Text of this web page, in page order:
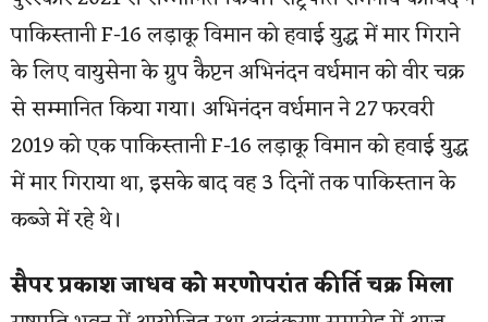
पाकिस्तानी F-16 लड़ाकू विमान को हवाई युद्ध में मार गिराने
के लिए वायुसेना के ग्रुप कैप्टन अभिनंदन वर्धमान को वीर चक्र
से सम्मानित किया गया। अभिनंदन वर्धमान ने 27 फरवरी
2019 को एक पाकिस्तानी F-16 लड़ाकू विमान को हवाई युद्ध
में मार गिराया था, इसके बाद वह 3 दिनों तक पाकिस्तान के
कब्जे में रहे थे।
सैपर प्रकाश जाधव को मरणोपरांत कीर्ति चक्र मिला